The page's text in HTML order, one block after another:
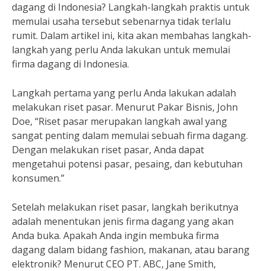
dagang di Indonesia? Langkah-langkah praktis untuk
memulai usaha tersebut sebenarnya tidak terlalu
rumit. Dalam artikel ini, kita akan membahas langkah-
langkah yang perlu Anda lakukan untuk memulai
firma dagang di Indonesia.
Langkah pertama yang perlu Anda lakukan adalah
melakukan riset pasar. Menurut Pakar Bisnis, John
Doe, “Riset pasar merupakan langkah awal yang
sangat penting dalam memulai sebuah firma dagang.
Dengan melakukan riset pasar, Anda dapat
mengetahui potensi pasar, pesaing, dan kebutuhan
konsumen.”
Setelah melakukan riset pasar, langkah berikutnya
adalah menentukan jenis firma dagang yang akan
Anda buka. Apakah Anda ingin membuka firma
dagang dalam bidang fashion, makanan, atau barang
elektronik? Menurut CEO PT. ABC, Jane Smith,